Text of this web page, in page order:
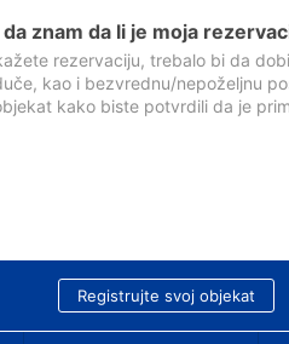
znam da li je moja
rezervaciju, trebalo bi da
kao i bezvrednu/nepoželjnu
kako biste potvrdili da je
Registrujte svoj objekat